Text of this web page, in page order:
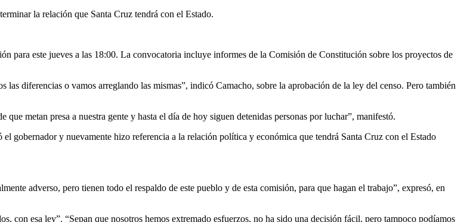
la relación que Santa Cruz tendrá con el Estado.
para este jueves a las 18:00. La convocatoria incluye informes de la Comisión de Constitución sobre los proyectos de
diferencias o vamos arreglando las mismas”, indicó Camacho, sobre la aprobación de la ley del censo. Pero también
que metan presa a nuestra gente y hasta el día de hoy siguen detenidas personas por luchar”, manifestó.
gobernador y nuevamente hizo referencia a la relación política y económica que tendrá Santa Cruz con el Estado
adverso, pero tienen todo el respaldo de este pueblo y de esta comisión, para que hagan el trabajo”, expresó, en
con esa ley”. “Sepan que nosotros hemos extremado esfuerzos, no ha sido una decisión fácil, pero tampoco podíamos